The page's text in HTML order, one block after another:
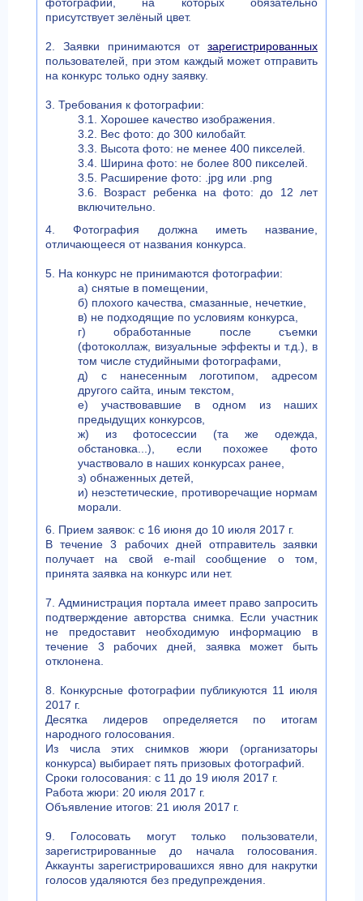
присутствует зелёный цвет.
2. Заявки принимаются отзарегистрированных
пользователей, при этом каждый может отправить
на конкурс только одну заявку.
3. Требования к фотографии:
3.1. Хорошее качество изображения.
3.2. Вес фото: до 300 килобайт.
3.3. Высота фото: не менее 400 пикселей.
3.4. Ширина фото: не более 800 пикселей.
3.5. Расширение фото: .jpg или .png
3.6. Возраст ребенка на фото: до 12 лет
включительно.
4. Фотография должна иметь название,
отличающееся от названия конкурса.
5. На конкурс не принимаются фотографии:
а) снятые в помещении,
б) плохого качества, смазанные, нечеткие,
в) не подходящие по условиям конкурса,
г) обработанные после съемки
(фотоколлаж, визуальные эффекты и т.д.), в
том числе студийными фотографами,
д) с нанесенным логотипом, адресом
другого сайта, иным текстом,
е) участвовавшие в одном из наших
предыдущих конкурсов,
ж) из фотосессии (та же одежда,
обстановка...), если похожее фото
участвовало в наших конкурсах ранее,
з) обнаженных детей,
и) неэстетические, противоречащие нормам
морали.
6. Прием заявок: с 16 июня до 10 июля 2017 г.
В течение 3 рабочих дней отправитель заявки
получает на свой e-mail сообщение о том,
принята заявка на конкурс или нет.
7. Администрация портала имеет право запросить
подтверждение авторства снимка. Если участник
не предоставит необходимую информацию в
течение 3 рабочих дней, заявка может быть
отклонена.
8. Конкурсные фотографии публикуются 11 июля
2017 г.
Десятка лидеров определяется по итогам
народного голосования.
Из числа этих снимков жюри (организаторы
конкурса) выбирает пять призовых фотографий.
Сроки голосования: с 11 до 19 июля 2017 г.
Работа жюри: 20 июля 2017 г.
Объявление итогов: 21 июля 2017 г.
9. Голосовать могут только пользователи,
зарегистрированные до начала голосования.
Аккаунты зарегистрировашихся явно для накрутки
голосов удаляются без предупреждения.